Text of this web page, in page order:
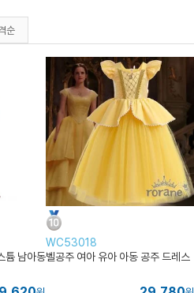
순
튬 남아동
WC53018
벨공주 여아 유아 아동 공주 드레스